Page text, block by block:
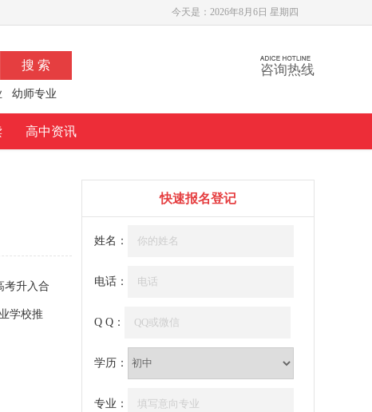
今天是： 2026年8月6日 星期四
幼师专业
咨询热线
高中资讯
考升入合
学校推
快速报名登记
姓名：
电话：
Q Q：
学历：
专业：